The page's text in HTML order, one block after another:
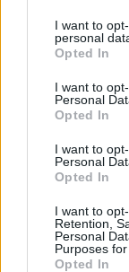
not limited to
grant or deny
use your data
consent section.
I want to
personal
Opted In
I want to
Personal
Opted In
I want to
Personal
Opted In
I want to
Retention,
Personal
Purposes
Opted In
«Χρυσή 11άδα»:
Αμερικανικής
Οι μαθητές
τις σπουδές
αμερικανικά
20.04.2021, 08:19